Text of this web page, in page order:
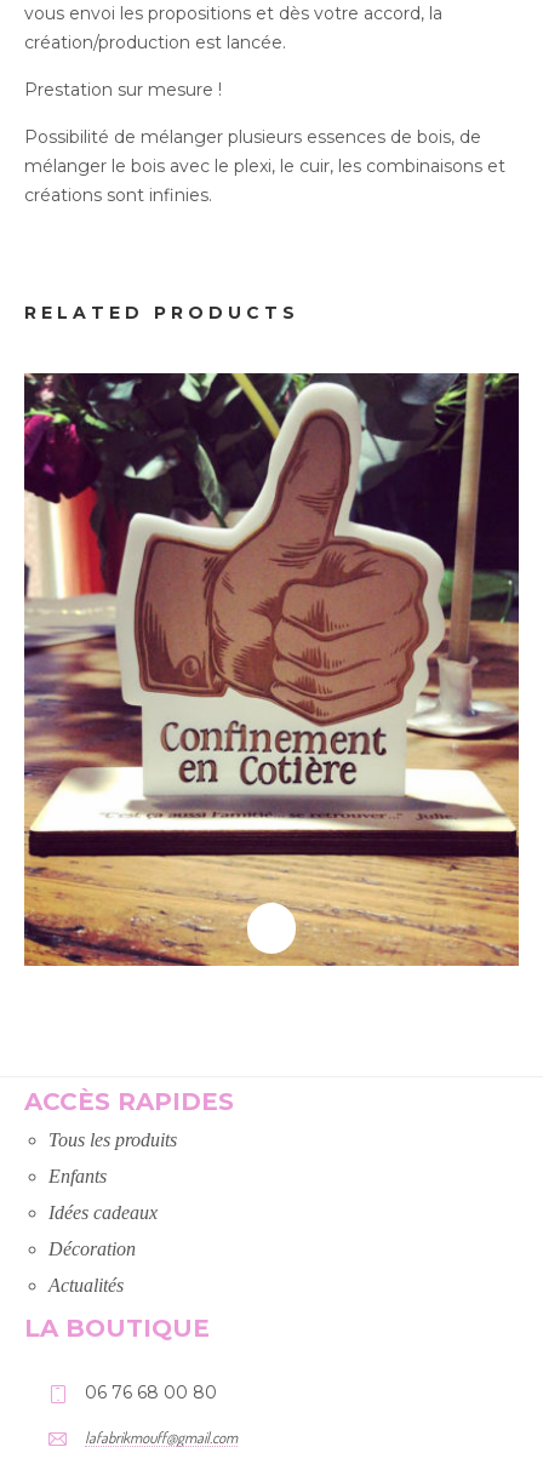
vous envoi les propositions et dès votre accord, la
création/production est lancée.
Prestation sur mesure !
Possibilité de mélanger plusieurs essences de bois, de
mélanger le bois avec le plexi, le cuir, les combinaisons et
créations sont infinies.
RELATED PRODUCTS
ACCÈS RAPIDES
Tous les produits
Enfants
Idées cadeaux
Décoration
Actualités
LA BOUTIQUE
06 76 68 00 80
lafabrikmouff@gmail.com